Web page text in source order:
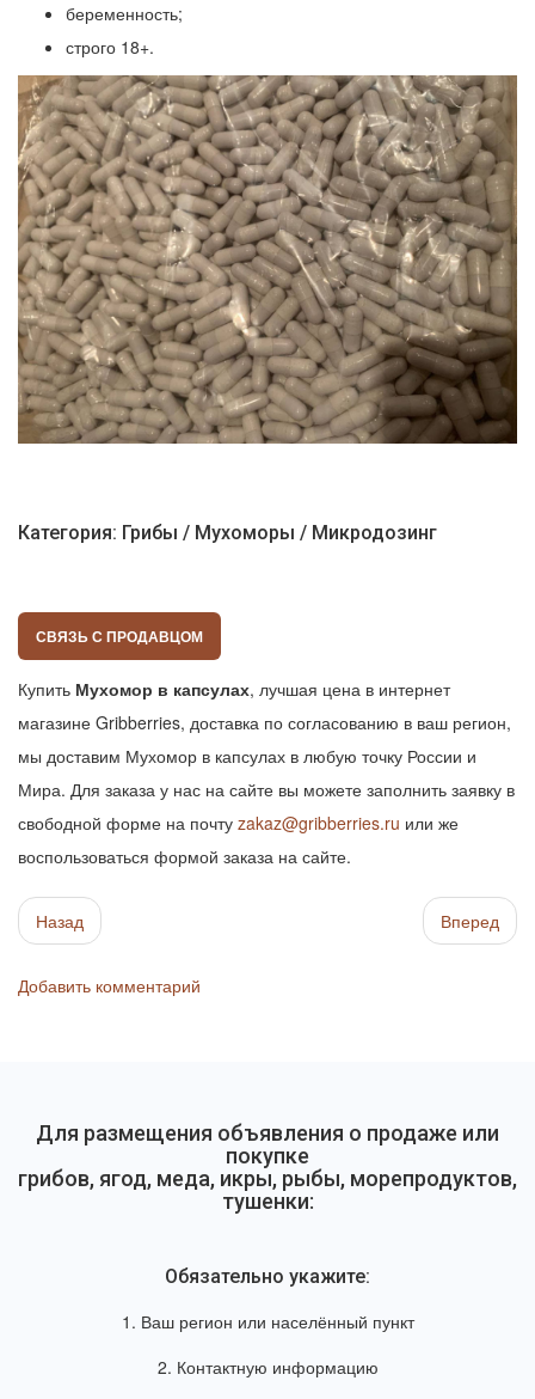
беременность;
строго 18+.
Категория: Грибы / Мухоморы / Микродозинг
СВЯЗЬ С ПРОДАВЦОМ
Купить Мухомор в капсулах, лучшая цена в интернет
магазине Gribberries, доставка по согласованию в ваш регион,
мы доставим Мухомор в капсулах в любую точку России и
Мира. Для заказа у нас на сайте вы можете заполнить заявку в
свободной форме на почту zakaz@gribberries.ru или же
воспользоваться формой заказа на сайте.
Назад Вперед
Добавить комментарий
Для размещения объявления о продаже или
покупке
грибов, ягод, меда, икры, рыбы, морепродуктов,
тушенки:
Обязательно укажите:
1. Ваш регион или населённый пункт
2. Контактную информацию